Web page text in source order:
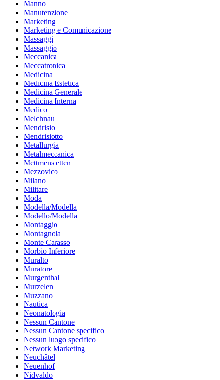
Manno
Manutenzione
Marketing
Marketing e Comunicazione
Massaggi
Massaggio
Meccanica
Meccatronica
Medicina
Medicina Estetica
Medicina Generale
Medicina Interna
Medico
Melchnau
Mendrisio
Mendrisiotto
Metallurgia
Metalmeccanica
Mettmenstetten
Mezzovico
Milano
Militare
Moda
Modella/Modella
Modello/Modella
Montaggio
Montagnola
Monte Carasso
Morbio Inferiore
Muralto
Muratore
Murgenthal
Murzelen
Muzzano
Nautica
Neonatologia
Nessun Cantone
Nessun Cantone specifico
Nessun luogo specifico
Network Marketing
Neuchâtel
Neuenhof
Nidvaldo